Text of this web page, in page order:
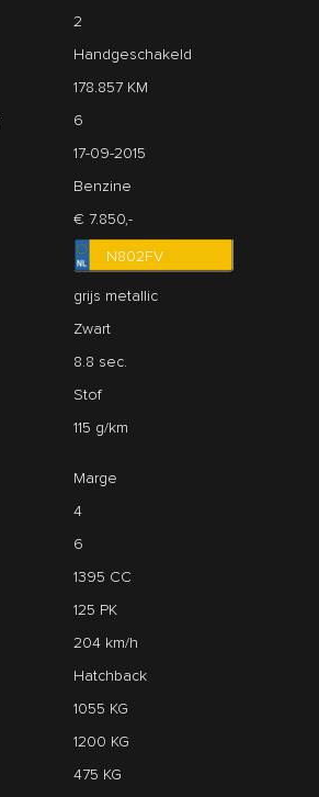
2
Handgeschakeld
178.857 KM
6
17-09-2015
Benzine
€ 7.850,-
N802FV
grijs metallic
Zwart
8.8 sec.
Stof
115 g/km
Marge
4
6
1395 CC
125 PK
204 km/h
Hatchback
1055 KG
1200 KG
475 KG